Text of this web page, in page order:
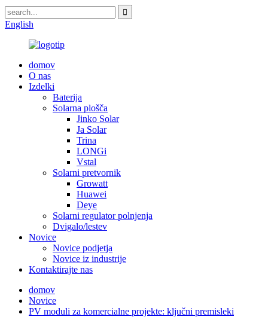
English
domov
O nas
Izdelki
Baterija
Solarna plošča
Jinko Solar
Ja Solar
Trina
LONGi
Vstal
Solarni pretvornik
Growatt
Huawei
Deye
Solarni regulator polnjenja
Dvigalo/lestev
Novice
Novice podjetja
Novice iz industrije
Kontaktirajte nas
domov
Novice
PV moduli za komercialne projekte: ključni premisleki